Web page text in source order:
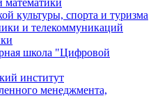
культуры, спорта и туризма
и телекоммуникаций
школа "Цифровой
институт
менеджмента,